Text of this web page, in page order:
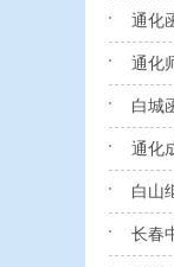
通化
通化
白城
通化
白山
长春